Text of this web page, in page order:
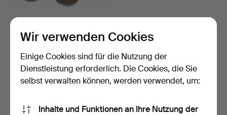
Gewichten.
Beendet 24. Apr 2025
1 Gebot
35 USD
Wir verwenden Cookies
Einige Cookies sind für die Nutzung der
Dienstleistung erforderlich. Die Cookies, die Sie
selbst verwalten können, werden verwendet, um:
Inhalte und Funktionen an Ihre Nutzung der